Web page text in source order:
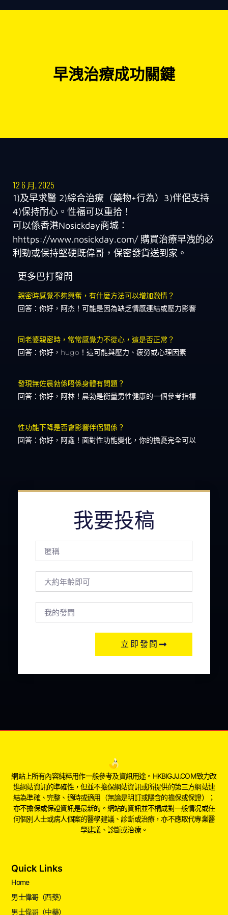
早洩治療成功關鍵
12 6 月, 2025
1)及早求醫 2)綜合治療（藥物+行為）3)伴侶支持
4)保持耐心。性福可以重拾！
可以係香港Nosickday商城：
hhttps://www.nosickday.com/ 購買治療早洩的必
利勁或保持堅硬既偉哥，保密發貨送到家。
更多巴打發問
親密時感覺不夠興奮，有什麼方法可以增加激情？
回答：你好，阿杰！可能是因為缺乏情感連結或壓力影響
同老婆親密時，常常感覺力不從心，這是否正常？
回答：你好，hugo！這可能與壓力、疲勞或心理因素
發現無佐晨勃係唔係身體有問題？
回答：你好，阿林！晨勃是衡量男性健康的一個參考指標
性功能下降是否會影響伴侶關係？
回答：你好，阿鑫！面對性功能變化，你的擔憂完全可以
我要投稿
立即發問
網站上所有內容純粹用作一般參考及資訊用途。HKBIGJJ.COM致力改
進網站資訊的準確性，但並不擔保網站資訊或所提供的第三方網站連
結為準確、完整、適時或適用（無論是明訂或隱含的擔保或保證）；
亦不擔保或保證資訊是最新的。網站的資訊並不構成對一般情况或任
何個別人士或病人個案的醫學建議、診斷或治療，亦不應取代專業醫
學建議、診斷或治療。
Quick Links
Home
男士偉哥（西藥）
男士偉哥（中藥）